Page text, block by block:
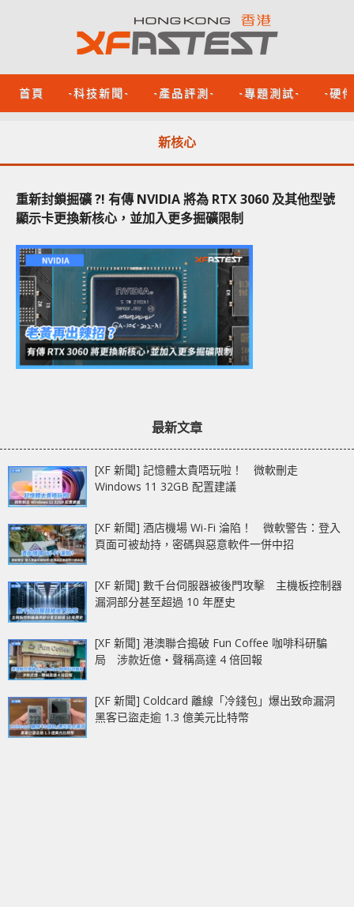
首頁 -科技新聞- -產品評測- -專題測試- -硬
新核心
重新封鎖掘礦 ?! 有傳 NVIDIA 將為 RTX 3060 及其他型號
顯示卡更換新核心，並加入更多掘礦限制
最新文章
[XF 新聞] 記憶體太貴唔玩啦！ 微軟刪走
Windows 11 32GB 配置建議
[XF 新聞] 酒店機場 Wi-Fi 淪陷！ 微軟警告：登入
頁面可被劫持，密碼與惡意軟件一併中招
[XF 新聞] 數千台伺服器被後門攻擊 主機板控制器
漏洞部分甚至超過 10 年歷史
[XF 新聞] 港澳聯合搗破 Fun Coffee 咖啡科研騙
局 涉款近億‧聲稱高達 4 倍回報
[XF 新聞] Coldcard 離線「冷錢包」爆出致命漏洞
黑客已盜走逾 1.3 億美元比特幣